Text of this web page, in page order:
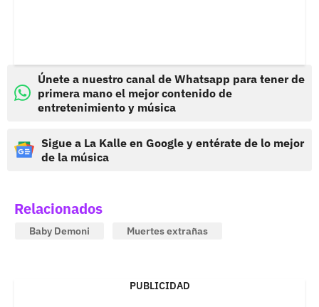
Únete a nuestro canal de Whatsapp para tener de
primera mano el mejor contenido de
entretenimiento y música
Sigue a La Kalle en Google y entérate de lo mejor
de la música
Relacionados
Baby Demoni Muertes extrañas
PUBLICIDAD